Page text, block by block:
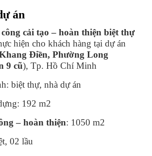
án
cải tạo – hoàn thiện biệt thự
hiện cho khách hàng tại dự án
Điền, Phường Long
9 cũ), Tp. Hồ Chí Minh
biệt thự, nhà dự án
192 m2
– hoàn thiện: 1050 m2
02 lầu